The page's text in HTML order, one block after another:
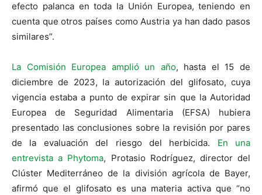
efecto palanca en toda la Unión Europea, teniendo en
cuenta que otros países como Austria ya han dado pasos
similares”.
La Comisión Europea amplió un año, hasta el 15 de
diciembre de 2023, la autorización del glifosato, cuya
vigencia estaba a punto de expirar sin que la Autoridad
Europea de Seguridad Alimentaria (EFSA) hubiera
presentado las conclusiones sobre la revisión por pares
de la evaluación del riesgo del herbicida. En una
entrevista a Phytoma, Protasio Rodríguez, director del
Clúster Mediterráneo de la división agrícola de Bayer,
afirmó que el glifosato es una materia activa que “no